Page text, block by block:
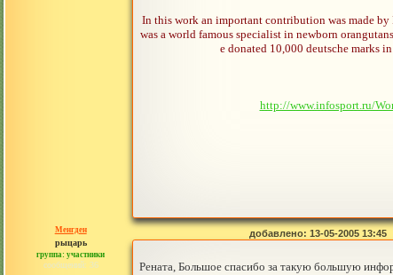
In this work an important contribution was made
was a world famous specialist in newborn
e donated 10,000 deutsche marks
http://www.infosport.ru/
Менгден
рыцарь
группа: участники
сообщений: 36
добавлено: 13-05-2005 13:45
Рената, Большое спасибо за такую большую